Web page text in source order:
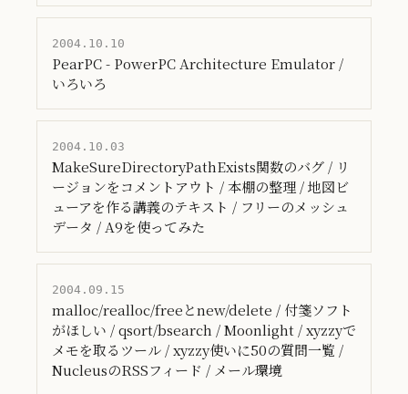
2004.10.10
PearPC - PowerPC Architecture Emulator /
いろいろ
2004.10.03
MakeSureDirectoryPathExists関数のバグ / リ
ージョンをコメントアウト / 本棚の整理 / 地図ビ
ューアを作る講義のテキスト / フリーのメッシュ
データ / A9を使ってみた
2004.09.15
malloc/realloc/freeとnew/delete / 付箋ソフト
がほしい / qsort/bsearch / Moonlight / xyzzyで
メモを取るツール / xyzzy使いに50の質問一覧 /
NucleusのRSSフィード / メール環境